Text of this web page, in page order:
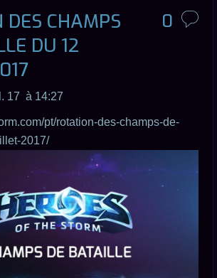
DES CHAMPS
DU 12
0
17 à 14:27
pt/rotation-des-champs-de-
2017/